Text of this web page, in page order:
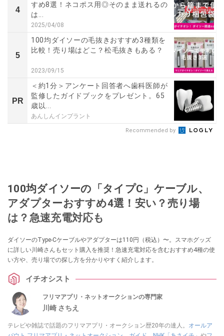
4
すめ8選！ネコポス用◎そのまま送れるの
は...
2025/04/08
5
100均ダイソーの毛抜きおすすめ3種類を
比較！売り場はどこ？松毛抜きもある？
2023/09/15
PR
＜約1分＞アンケート回答者へ歯科医師が
監修したガイドブックをプレゼント。65
歳以...
あんしんインプラント
Recommended by
100均ダイソーの「タイプC」ケーブル、
アダプターおすすめ4選！安い？売り場
は？急速充電対応も
ダイソーのType-Cケーブルやアダプターは110円（税込）〜。スマホグッズ
に詳しい川崎さんもセット購入を推奨！急速充電対応を含むおすすめ4種の使
い方や、売り場での探し方を分かりやすく紹介します。
イチオシスト
フリマアプリ・ネットオークションの専門家
川崎 さちえ
テレビや雑誌で話題のフリマアプリ・オークション歴20年の達人。 オールア